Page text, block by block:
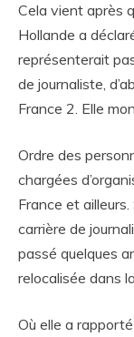
Cela vient après
Hollande a
représenterait
de journaliste,
France 2. Elle
Ordre des
chargées
France et
carrière de
passé quelques
relocalisée dans
Où elle a